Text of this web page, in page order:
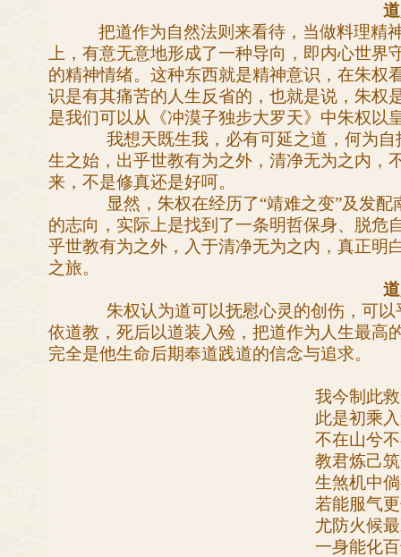
把道作为自然法则来看待，当做料理精
上，有意无意地形成了一种导向，即内心世
的精神情绪。这种东西就是精神意识，在朱权
识是有其痛苦的人生反省的，也就是说，朱权
是我们可以从《冲漠子独步大罗天》中朱权以
我想天既生我，必有可延之道，何为
生之始，出乎世教有为之外，清净无为之内，
来，不是修真还是好呵。
显然，朱权在经历了“靖难之变”及发
的志向，实际上是找到了一条明哲保身、脱危
乎世教有为之外，入于清净无为之内，真正明
之旅。
朱权认为道可以抚慰心灵的创伤，可
依道教，死后以道装入殓，把道作为人生最高
完全是他生命后期奉道践道的信念与追求。
我今制此
此是初乘
不在山兮
教君炼己
生煞机中
若能服气
尤防火候
一身能化